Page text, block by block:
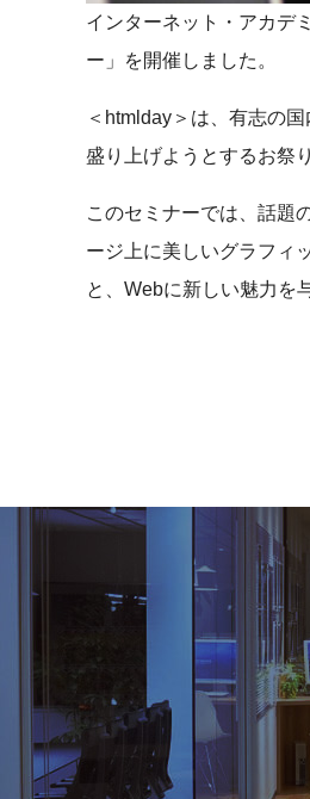
インターネット・アカデ
ー」を開催しました。
＜htmlday＞は、有志の
盛り上げようとするお祭
このセミナーでは、話題
ージ上に美しいグラフィ
と、Webに新しい魅力を